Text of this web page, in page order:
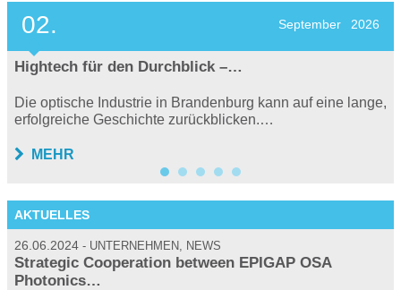
02. September 2026
Hightech für den Durchblick –…
Die optische Industrie in Brandenburg kann auf eine lange,
erfolgreiche Geschichte zurückblicken.…
MEHR
AKTUELLES
26.06.2024 UNTERNEHMEN, NEWS
Strategic Cooperation between EPIGAP OSA
Photonics…